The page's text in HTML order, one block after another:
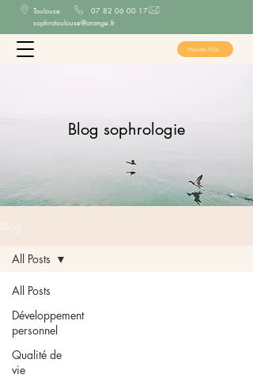
Toulouse
07 82 06 00 17
sophrotoulouse@orange.fr
Prendre RDV
Blog sophrologie
All Posts
Développement
personnel
Qualité de
vie
All Posts